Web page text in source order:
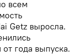
всем
Getz выросла.
года выпуска.